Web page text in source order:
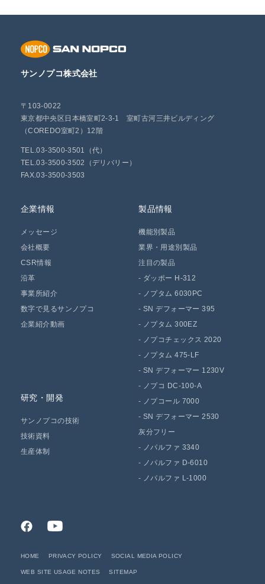
サンノプコ株式会社
〒103-0022
東京都中央区日本橋室町2-3-1 室町古河三井ビルディング
（COREDO室町2）12階
TEL.03-3500-3501（代）
TEL.03-3500-3502（デリバリー）
FAX.03-3500-3503
企業情報
メッセージ
会社概要
CSR情報
沿革
事業所紹介
数字で見るサンノプコ
企業紹介動画
製品情報
機能別製品
業界・用途別製品
注目の製品
- ダッポー H-312
- ノプタム 6030PC
-SN デフォーマー 395
- ノプタム 300EZ
- ノプコチェックス 2020
- ノプタム 475-LF
-SN デフォーマー 1230V
- ノプコ DC-100-A
- ノプコール 7000
-SN デフォーマー 2530
灰分フリー
- ノパルファ 3340
- ノパルファ D-6010
- ノパルファ L-1000
研究・開発
サンノプコの技術
技術資料
生産体制
HOME PRIVACY POLICY SOCIAL MEDIA POLICY
WEB SITE USAGE NOTES SITEMAP